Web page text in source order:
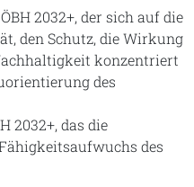
2032+, der sich auf die
den Schutz, die Wirkung
konzentriert
des
2032+, das die
des